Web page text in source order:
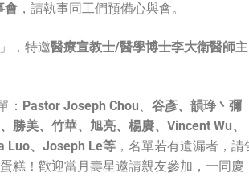
會 ，請執事同工們預備心與會。
」，特邀醫療宣教士/醫學博士李大衛醫師主
： Pastor Joseph Chou
谷彥、韻琤丶彌
勝美、竹華、旭亮、楊賡、 Vincent Wu、
Luo、Joseph Le等 ，名單若有遺漏者，請
糕！歡迎當月壽星邀請親友參加，一同慶